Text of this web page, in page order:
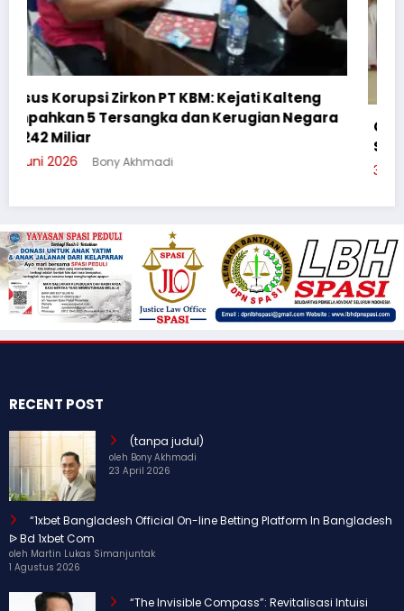
Cegah Bullying, Sikum Polresta Palangka Raya
Suluh Pelajar SMAN 6
3 Juni 2026 Bony Akhmadi
RECENT POST
(tanpa judul)
oleh Bony Akhmadi
23 April 2026
“1xbet Bangladesh Official On-line Betting Platform In Bangladesh
ᐉ Bd 1xbet Com
oleh Martin Lukas Simanjuntak
1 Agustus 2026